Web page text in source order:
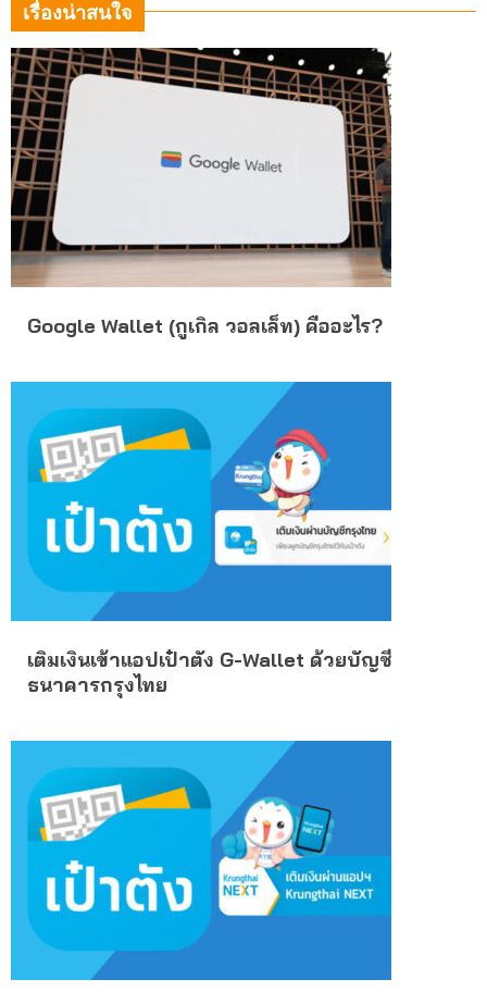
เรื่องน่าสนใจ
Google Wallet (กูเกิล วอลเล็ท) คืออะไร?
เติมเงินเข้าแอปเป๋าตัง G-Wallet ด้วยบัญชี
ธนาคารกรุงไทย